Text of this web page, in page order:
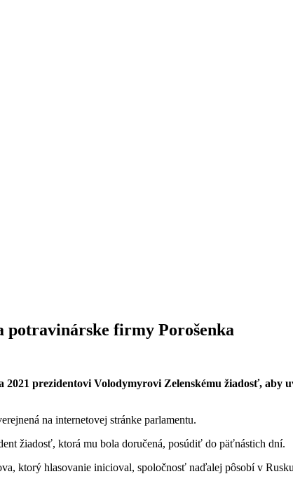
firmy Porošenka
prezidentovi Volodymyrovi Zelenskému žiadosť,
na internetovej stránke parlamentu.
žiadosť, ktorá mu bola doručená, posúdiť do päťnástich dní.
ktorý hlasovanie inicioval, spoločnosť naďalej pôsobí v